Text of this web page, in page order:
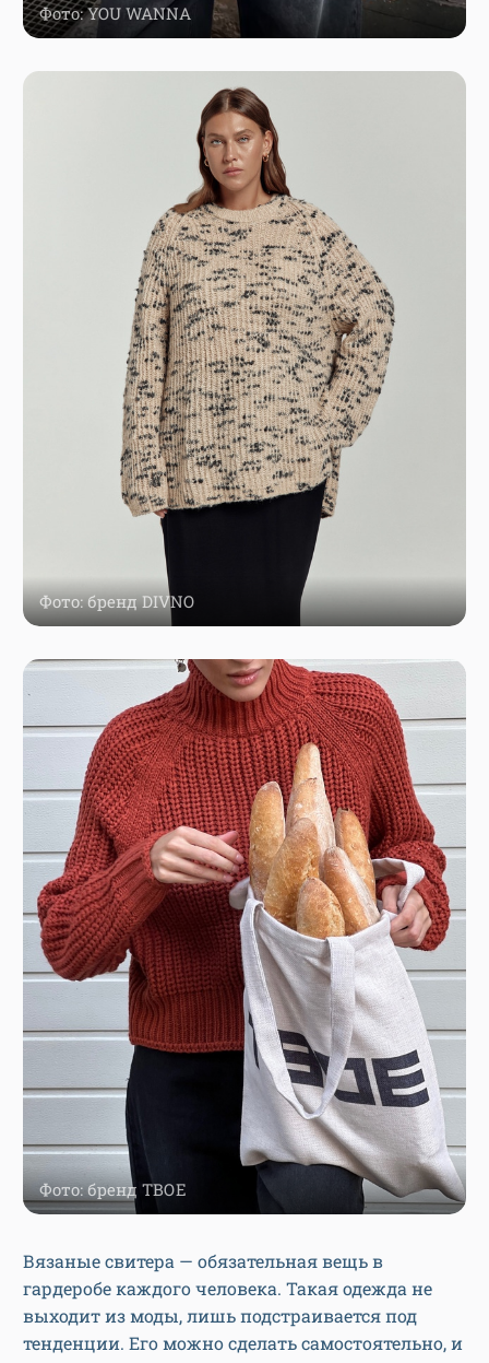
Фото: YOU WANNA
Фото: бренд DIVNO
Фото: бренд ТВОЕ
Вязаные свитера — обязательная вещь в
гардеробе каждого человека. Такая одежда не
выходит из моды, лишь подстраивается под
тенденции. Его можно сделать самостоятельно, и